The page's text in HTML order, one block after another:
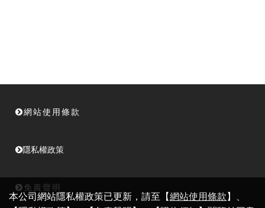
本公司網站隱私權政策已更新，請至【網站使用條款】、
網站使用條款
隱私權政策
免責聲明